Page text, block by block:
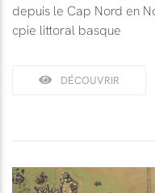
depuis le Cap Nord en
cpie littoral basque
DÉCOUVRIR